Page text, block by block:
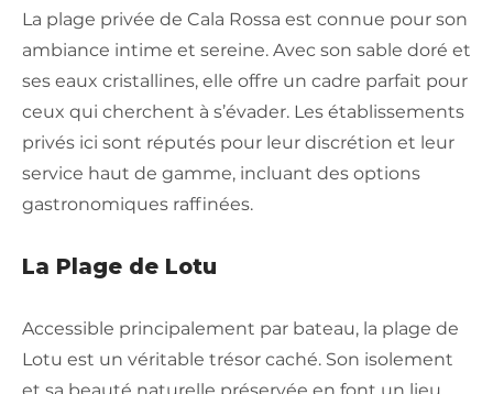
La plage privée de Cala Rossa est connue pour son
ambiance intime et sereine. Avec son sable doré et
ses eaux cristallines, elle offre un cadre parfait pour
ceux qui cherchent à s’évader. Les établissements
privés ici sont réputés pour leur discrétion et leur
service haut de gamme, incluant des options
gastronomiques raffinées.
La Plage de Lotu
Accessible principalement par bateau, la plage de
Lotu est un véritable trésor caché. Son isolement